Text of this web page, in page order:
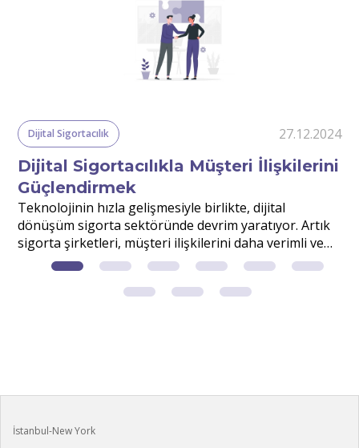
Dijital Sigortacılık 27.12.2024
Dijital Sigortacılıkla Müşteri İlişkilerini
Güçlendirmek
Teknolojinin hızla gelişmesiyle birlikte, dijital
dönüşüm sigorta sektöründe devrim yaratıyor. Artık
sigorta şirketleri, müşteri ilişkilerini daha verimli ve
etkili yönetmek için dijital çözümlerden faydalanıyor.
İstanbul-New York